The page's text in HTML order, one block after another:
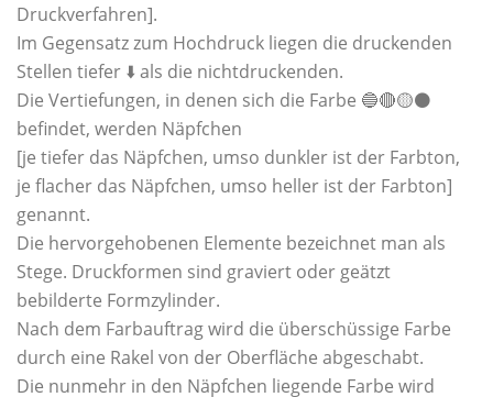
Druckverfahren].
Im Gegensatz zum Hochdruck liegen die druckenden
Stellen tiefer ⬇️ als die nichtdruckenden.
Die Vertiefungen, in denen sich die Farbe 🔵🔴🟡⚫️
befindet, werden Näpfchen
[je tiefer das Näpfchen, umso dunkler ist der Farbton,
je flacher das Näpfchen, umso heller ist der Farbton]
genannt.
Die hervorgehobenen Elemente bezeichnet man als
Stege. Druckformen sind graviert oder geätzt
bebilderte Formzylinder.
Nach dem Farbauftrag wird die überschüssige Farbe
durch eine Rakel von der Oberfläche abgeschabt.
Die nunmehr in den Näpfchen liegende Farbe wird